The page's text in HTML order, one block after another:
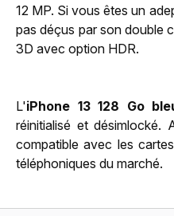
12 MP. Si vous êtes un
pas déçus par son double
3D avec option HDR.
L'iPhone 13 128 Go
réinitialisé et désimlocké.
compatible avec les
téléphoniques du marché.